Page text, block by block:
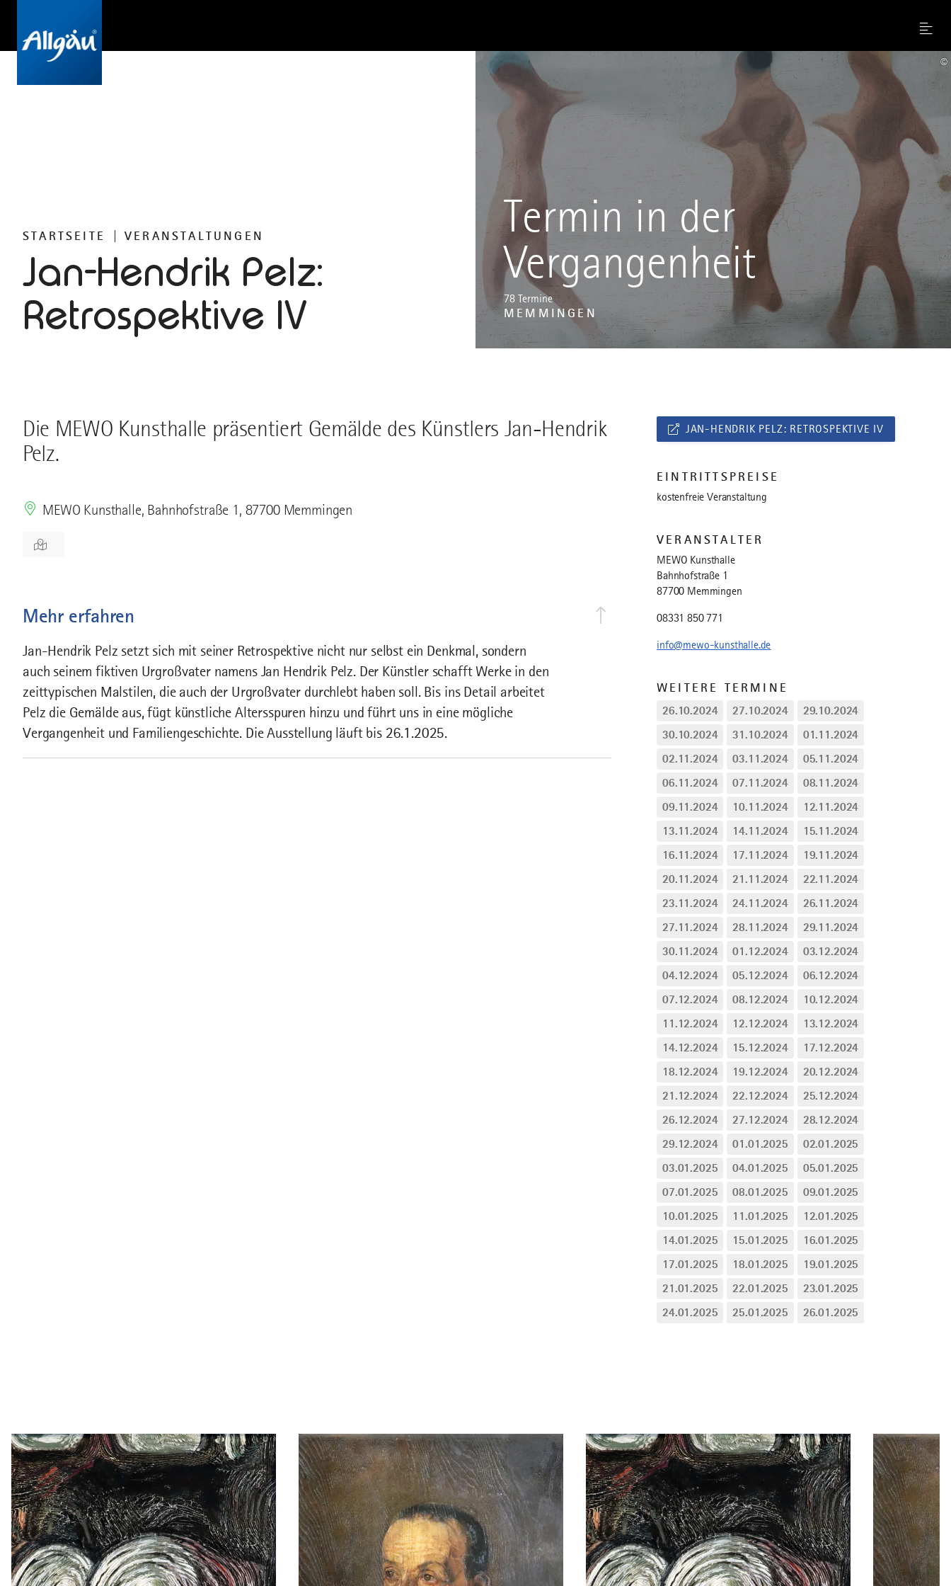
Menu
STARTSEITE VERANSTALTUNGEN
Jan-Hendrik Pelz:
Retrospektive IV
Termin in der
Vergangenheit
78 Termine
MEMMINGEN
©
Die MEWO Kunsthalle präsentiert Gemälde des Künstlers Jan-Hendrik
Pelz.
MEWO Kunsthalle, Bahnhofstraße 1, 87700 Memmingen
Mehr erfahren
Jan-Hendrik Pelz setzt sich mit seiner Retrospektive nicht nur selbst ein Denkmal, sondern
auch seinem fiktiven Urgroßvater namens Jan Hendrik Pelz. Der Künstler schafft Werke in den
zeittypischen Malstilen, die auch der Urgroßvater durchlebt haben soll. Bis ins Detail arbeitet
Pelz die Gemälde aus, fügt künstliche Altersspuren hinzu und führt uns in eine mögliche
Vergangenheit und Familiengeschichte. Die Ausstellung läuft bis 26.1.2025.
JAN-HENDRIK PELZ: RETROSPEKTIVE IV
EINTRITTSPREISE
kostenfreie Veranstaltung
VERANSTALTER
MEWO Kunsthalle
Bahnhofstraße 1
87700 Memmingen
08331 850 771
info@mewo-kunsthalle.de
WEITERE TERMINE
26.10.2024 27.10.2024
29.10.2024
30.10.2024
31.10.2024
01.11.2024
02.11.2024
03.11.2024
05.11.2024
06.11.2024
07.11.2024
08.11.2024
09.11.2024
10.11.2024
12.11.2024
13.11.2024
14.11.2024
15.11.2024
16.11.2024
17.11.2024
19.11.2024
20.11.2024
21.11.2024
22.11.2024
23.11.2024
24.11.2024
26.11.2024
27.11.2024
28.11.2024
29.11.2024
30.11.2024
01.12.2024
03.12.2024
04.12.2024
05.12.2024
06.12.2024
07.12.2024
08.12.2024
10.12.2024
11.12.2024
12.12.2024
13.12.2024
14.12.2024
15.12.2024
17.12.2024
18.12.2024
19.12.2024
20.12.2024
21.12.2024
22.12.2024
25.12.2024
26.12.2024
27.12.2024
28.12.2024
29.12.2024
01.01.2025
02.01.2025
03.01.2025
04.01.2025
05.01.2025
07.01.2025
08.01.2025
09.01.2025
10.01.2025
11.01.2025
12.01.2025
14.01.2025
15.01.2025
16.01.2025
17.01.2025
18.01.2025
19.01.2025
21.01.2025
22.01.2025
23.01.2025
24.01.2025
25.01.2025 26.01.2025